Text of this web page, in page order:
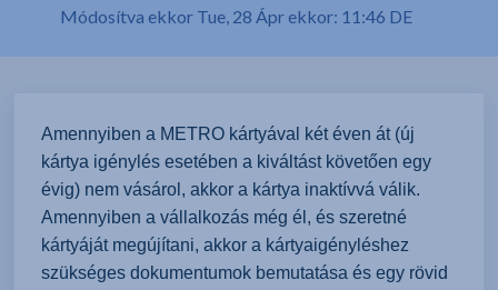
Módosítva ekkor Tue, 28 Ápr ekkor: 11:46 DE
Amennyiben a METRO kártyával két éven át (új
kártya igénylés esetében a kiváltást követően egy
évig) nem vásárol, akkor a kártya inaktívvá válik.
Amennyiben a vállalkozás még él, és szeretné
kártyáját megújítani, akkor a kártyaigényléshez
szükséges dokumentumok bemutatása és egy rövid